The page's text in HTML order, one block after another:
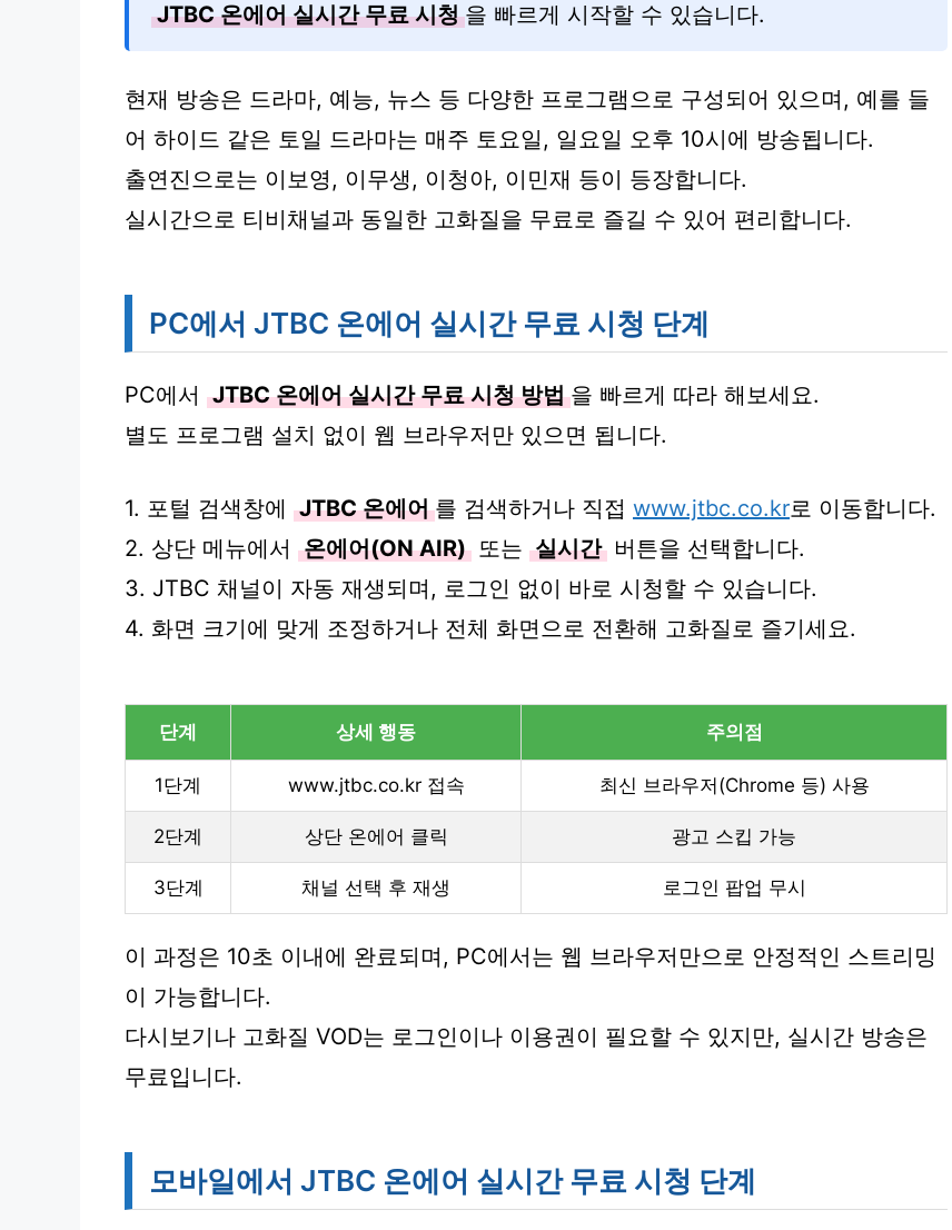
JTBC 온에어 실시간 무료 시청 을 빠르게 시작할 수 있습니다.
현재 방송은 드라마, 예능, 뉴스 등 다양한 프로그램으로 구성되어 있으며, 예를 들
어 하이드 같은 토일 드라마는 매주 토요일, 일요일 오후 10시에 방송됩니다.
출연진으로는 이보영, 이무생, 이청아, 이민재 등이 등장합니다.
실시간으로 티비채널과 동일한 고화질을 무료로 즐길 수 있어 편리합니다.
PC에서 JTBC 온에어 실시간 무료 시청 단계
PC에서 JTBC 온에어 실시간 무료 시청 방법 을 빠르게 따라 해보세요.
별도 프로그램 설치 없이 웹 브라우저만 있으면 됩니다.
1. 포털 검색창에 JTBC 온에어 를 검색하거나 직접 www.jtbc.co.kr로 이동합니다.
2. 상단 메뉴에서 온에어(ON AIR) 또는 실시간 버튼을 선택합니다.
3. JTBC 채널이 자동 재생되며, 로그인 없이 바로 시청할 수 있습니다.
4. 화면 크기에 맞게 조정하거나 전체 화면으로 전환해 고화질로 즐기세요.
단계 상세 행동 주의점
1단계 www.jtbc.co.kr 접속 최신 브라우저(Chrome 등) 사용
2단계 상단 온에어 클릭 광고 스킵 가능
3단계 채널 선택 후 재생 로그인 팝업 무시
이 과정은 10초 이내에 완료되며, PC에서는 웹 브라우저만으로 안정적인 스트리밍
이 가능합니다.
다시보기나 고화질 VOD는 로그인이나 이용권이 필요할 수 있지만, 실시간 방송은
무료입니다.
모바일에서 JTBC 온에어 실시간 무료 시청 단계